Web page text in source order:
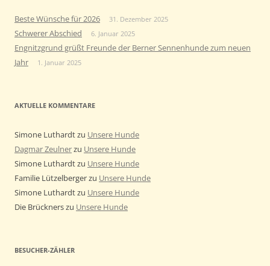
Beste Wünsche für 2026 31. Dezember 2025
Schwerer Abschied 6. Januar 2025
Engnitzgrund grüßt Freunde der Berner Sennenhunde zum neuen
Jahr
1. Januar 2025
AKTUELLE KOMMENTARE
Simone Luthardtzu Unsere Hunde
Dagmar Zeulnerzu Unsere Hunde
Simone Luthardtzu Unsere Hunde
Familie Lützelbergerzu Unsere Hunde
Simone Luthardtzu Unsere Hunde
Die Brücknerszu Unsere Hunde
BESUCHER-ZÄHLER